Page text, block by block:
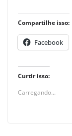
Compartilhe isso:
Facebook
Curtir isso:
Carregando...